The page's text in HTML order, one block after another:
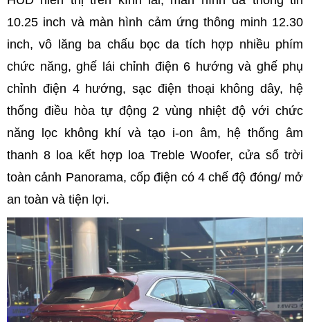
10.25 inch và màn hình cảm ứng thông minh 12.30
inch, vô lăng ba chấu bọc da tích hợp nhiều phím
chức năng, ghế lái chỉnh điện 6 hướng và ghế phụ
chỉnh điện 4 hướng, sạc điện thoại không dây, hệ
thống điều hòa tự động 2 vùng nhiệt độ với chức
năng lọc không khí và tạo i-on âm, hệ thống âm
thanh 8 loa kết hợp loa Treble Woofer, cửa sổ trời
toàn cảnh Panorama, cốp điện có 4 chế độ đóng/ mở
an toàn và tiện lợi.